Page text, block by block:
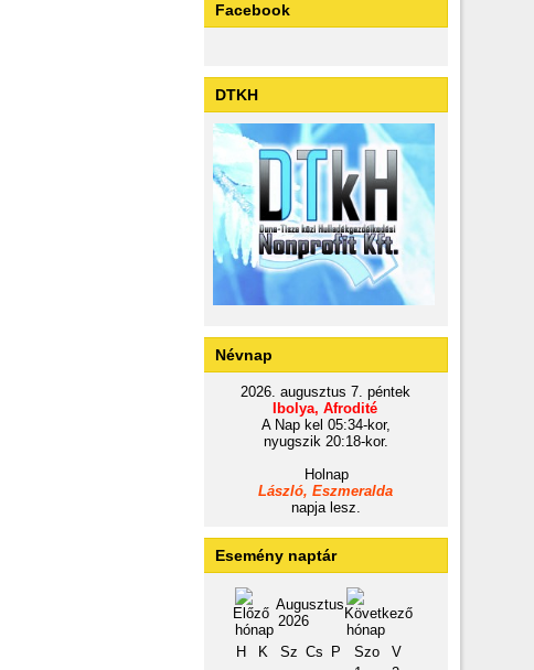
Facebook
DTKH
Névnap
2026. augusztus 7. péntek
Ibolya, Afrodité
A Nap kel 05:34-kor,
nyugszik 20:18-kor.
Holnap
László, Eszmeralda
napja lesz.
Esemény naptár
Augusztus
2026
H
K Sz Cs P Szo
V